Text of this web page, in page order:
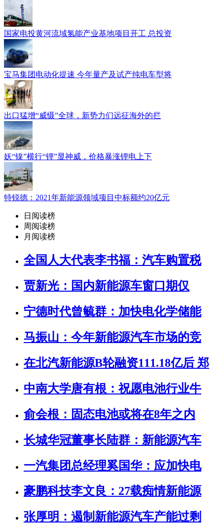
国家电投黄河流域氢能产业基地项目开工 总投资
宝马集团电动化提速 今年量产及试产纯电车型将
出口猛增“威慑”全球，新势力们远征海外的拦
妖“镍”横行“锂”显神威，价格暴涨锂电上下
特锐德：2021年新能源领域项目中标额约20亿元
日阅读榜
周阅读榜
月阅读榜
全国人大代表李书福：汽车购置税
贾新光：国内新能源车窗口期仅
宁德时代曾毓群：加快电化学储能
马振山：今年新能源汽车市场的竞
在北汽新能源B轮融资111.18亿后 郑
中南大学唐有根：祝愿电池行业牛
俞会根：固态电池或将在8年之内
长城华冠董事长陆群：新能源汽车
一汽集团总经理奚国华：应加快电
豪鹏科技李文良：27载痴情新能源
张厚明：遏制新能源汽车产能过剩